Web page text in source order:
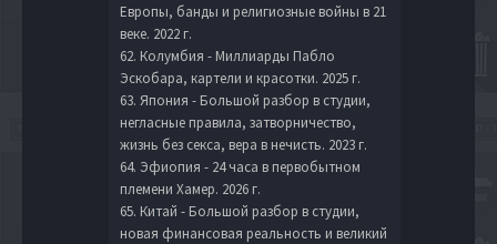
Европы, банды и религиозные войны в 21
веке. 2022 г.
62. Колумбия - Миллиарды Пабло
Эскобара, картели и красотки. 2025 г.
63. Япония - Большой разбор в студии,
негласные правила, затворничество,
жизнь без секса, вера в нечисть. 2023 г.
64. Эфиопия - 24 часа в первобытном
племени Хамер. 2026 г.
65. Китай - Большой разбор в студии,
новая финансовая реальность и великий